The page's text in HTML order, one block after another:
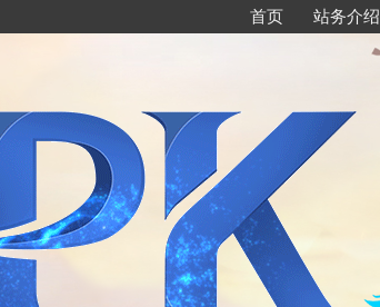
首页 站务介绍